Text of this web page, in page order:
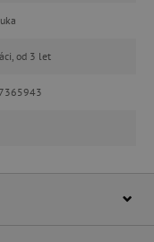
od 3 let
souborů